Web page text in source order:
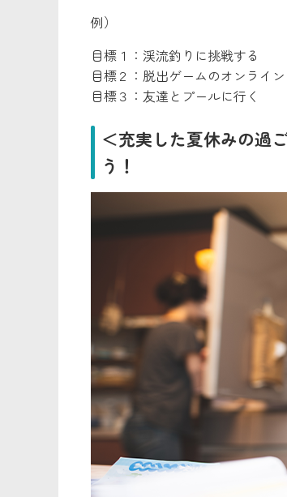
例）
目標１：渓流釣りに挑戦する
目標２：脱出ゲームのオンライ
目標３：友達とプールに行く
＜充実した夏休みの過
う！